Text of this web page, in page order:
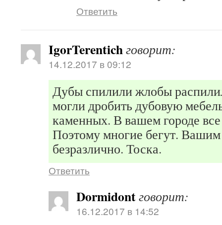
Ответить
IgorTerentichговорит:
14.12.2017 в 09:12
Дубы спилили жлобы
могли дробить дубовую
каменных. В вашем городе
Поэтому многие бегут. Вашим
безразлично. Тоска.
Ответить
Dormidontговорит:
16.12.2017 в 14:52